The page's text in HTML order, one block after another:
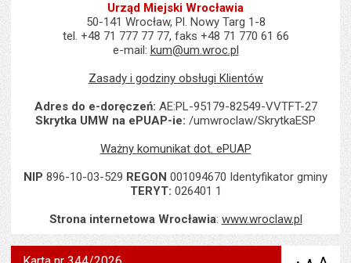
Urząd Miejski Wrocławia
50-141 Wrocław, Pl. Nowy Targ 1-8
tel. +48 71 777 77 77, faks +48 71 770 61 66
e-mail: kum@um.wroc.pl
Zasady i godziny obsługi Klientów
Adres do e-doręczeń: AE:PL-95179-82549-VVTFT-27
Skrytka UMW na ePUAP-ie: /umwroclaw/SkrytkaESP
Ważny komunikat dot. ePUAP
NIP 896-10-03-529 REGON 001094670 Identyfikator gminy
TERYT: 026401 1
Strona internetowa Wrocławia: www.wroclaw.pl